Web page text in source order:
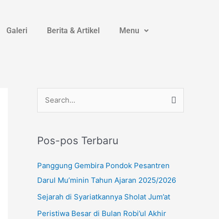
Galeri Berita & Artikel Menu
i
u
n
Pos-pos Terbaru
Panggung Gembira Pondok Pesantren
Darul Mu’minin Tahun Ajaran 2025/2026
Sejarah di Syariatkannya Sholat Jum’at
Peristiwa Besar di Bulan Robi’ul Akhir
InstagramYouTube WhatsApp